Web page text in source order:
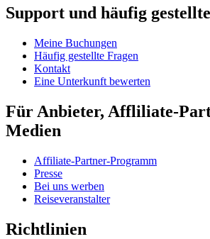
Support und häufig
Meine Buchungen
Häufig gestellte Fragen
Kontakt
Eine Unterkunft bewerten
Für Anbieter, Affliliate-
Medien
Affiliate-Partner-Programm
Presse
Bei uns werben
Reiseveranstalter
Richtlinien